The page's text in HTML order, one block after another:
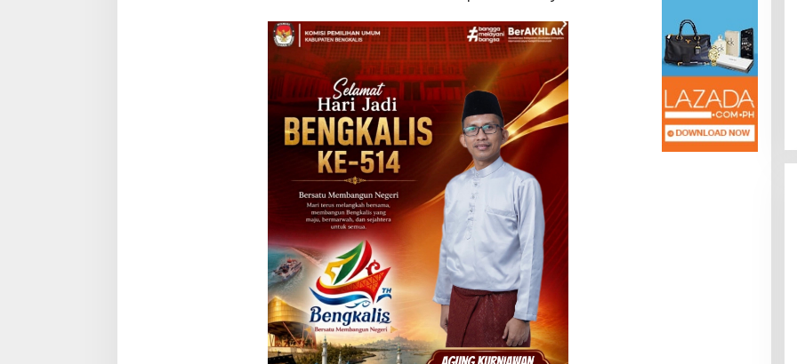
HMI Pelalawan “Semprot”
DPRD, Soroti Pengawasan